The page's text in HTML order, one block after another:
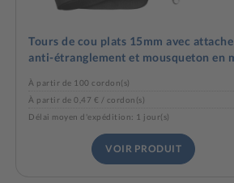
Tours de cou plats 15mm avec attache
anti-étranglement et mousqueton en
À partir de 100 cordon(s)
À partir de 0,47 € / cordon(s)
Délai moyen d'expédition: 1 jour(s)
VOIR PRODUIT